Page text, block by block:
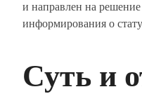
и направлен на решение
информирования о
Суть и